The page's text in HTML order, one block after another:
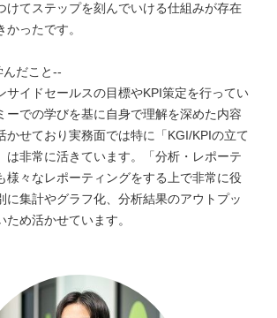
けてステップを刻んでいける仕組みが存在
かったです。
だこと--
サイドセールスの目標やKPI策定を行ってい
ーでの学びを基に自身で理解を深めた内容
かせており実務面では特に「KGI/KPIの立て
は非常に活きています。「分析・レポーテ
様々なレポーティングをする上で非常に役
に集計やグラフ化、分析結果のアウトプッ
ため活かせています。